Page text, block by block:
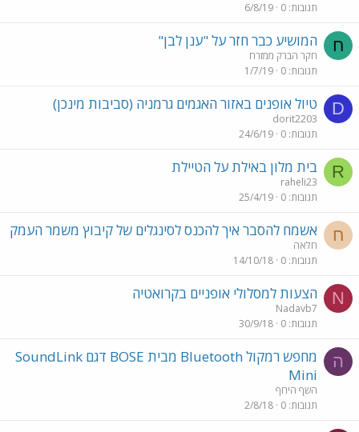
תגובות 0
6/8/19
ח המושיע כבר חזר על "ענן לבן"
חקר הברק ממזרח
תגובות 0
1/7/19
D טיול אופנים באזור האגמים גרמניה (סביבות מינכן)
dorit2203
תגובות 0
24/6/19
R בית מלון באילת על הטיילת
raheli23
תגובות 0
25/4/19
ח אשמח להסבר איך להכנס לסינגלים של קיבוץ משמר העמק
חלאה
תגובות 0
14/10/18
N הצעות למסלולי אופניים בקרואטיה
Nadavb7
תגובות 0
30/9/18
ה
מחפש רמקול Bluetooth מבית BOSE דגם SoundLink
Mini
השף היחף
תגובות 0
2/8/18